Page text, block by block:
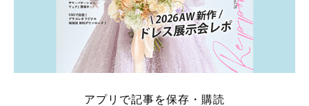
アプリで記事を保存・購読